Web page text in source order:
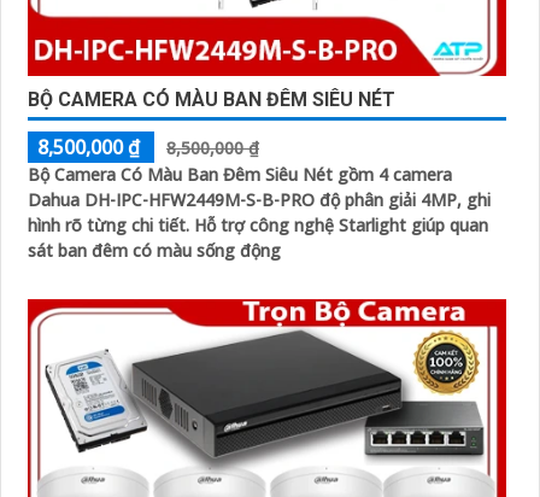
BỘ CAMERA CÓ MÀU BAN ĐÊM SIÊU NÉT
8,500,000 ₫
8,500,000 ₫
Bộ Camera Có Màu Ban Đêm Siêu Nét gồm 4 camera
Dahua DH-IPC-HFW2449M-S-B-PRO độ phân giải 4MP, ghi
hình rõ từng chi tiết. Hỗ trợ công nghệ Starlight giúp quan
sát ban đêm có màu sống động